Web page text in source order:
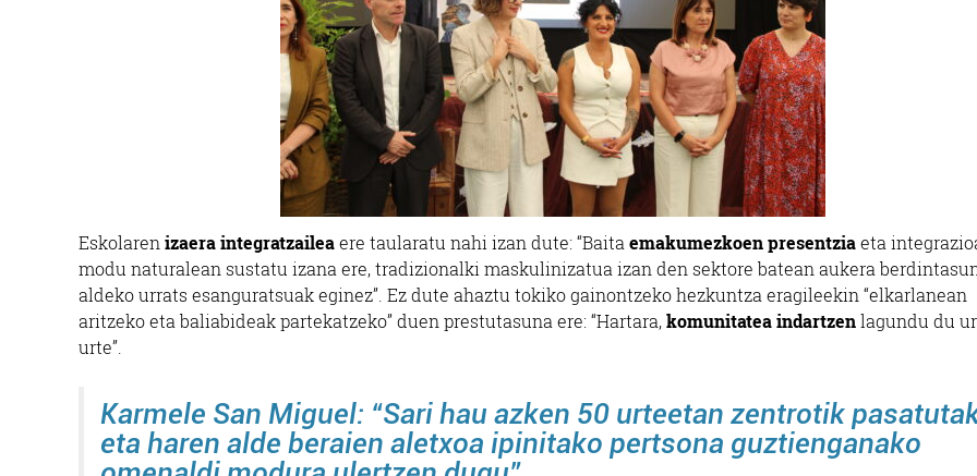
Eskolaren izaera integratzaileaere taularatu nahi izan dute: “Baita emakumezkoen presentziaeta
modu naturalean sustatu izana ere, tradizionalki maskulinizatua izan den sektore batean aukera
aldeko urrats esanguratsuak eginez”. Ez dute ahaztu tokiko gainontzeko hezkuntza eragileekin “elkarlanean
aritzeko eta baliabideak partekatzeko” duen prestutasuna ere: “Hartara,komunitatea indartzenlagundu du
urte”.
Karmele San Miguel: “Sari hau azken 50 urteetan zentrotik
eta haren alde beraien aletxoa ipinitako pertsona guztienganako